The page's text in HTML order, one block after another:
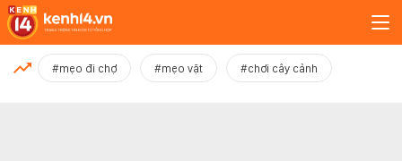
MỚI NHẤT
#mẹo đi chợ #mẹo vặt #chơi cây cảnh